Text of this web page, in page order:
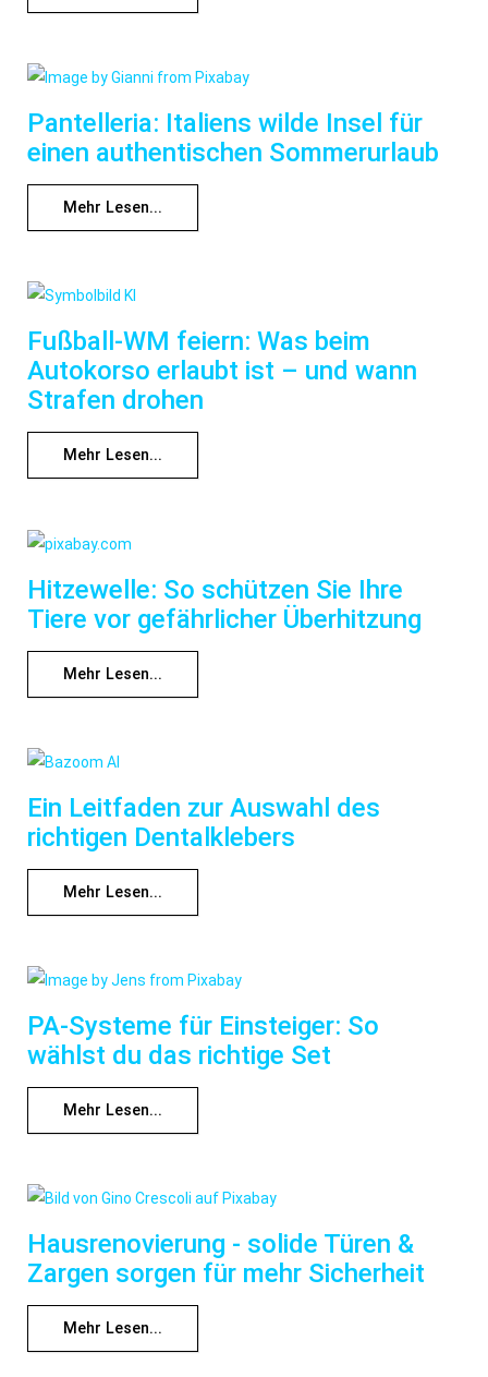
Pantelleria: Italiens wilde Insel für
einen authentischen Sommerurlaub
Mehr Lesen...
Fußball-WM feiern: Was beim
Autokorso erlaubt ist – und wann
Strafen drohen
Mehr Lesen...
Hitzewelle: So schützen Sie Ihre
Tiere vor gefährlicher Überhitzung
Mehr Lesen...
Ein Leitfaden zur Auswahl des
richtigen Dentalklebers
Mehr Lesen...
PA-Systeme für Einsteiger: So
wählst du das richtige Set
Mehr Lesen...
Hausrenovierung - solide Türen &
Zargen sorgen für mehr Sicherheit
Mehr Lesen...